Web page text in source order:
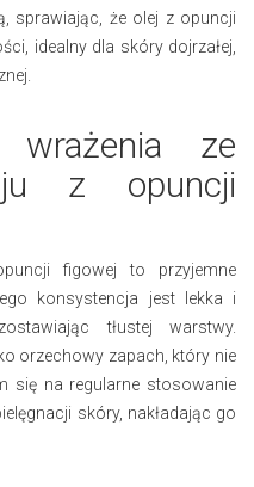
sprawiając, że olej z opuncji
idealny dla skóry dojrzałej,
wrażenia ze
z opuncji
figowej to przyjemne
konsystencja jest lekka i
tłustej warstwy.
orzechowy zapach, który nie
się na regularne stosowanie
skóry, nakładając go